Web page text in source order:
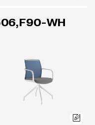
WH